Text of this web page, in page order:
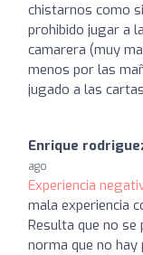
chistarnos como
prohibido jugar a
camarera (muy
menos por las
jugado a las
Enrique
ago
Experiencia
mala experiencia
Resulta que no se
norma que no hay